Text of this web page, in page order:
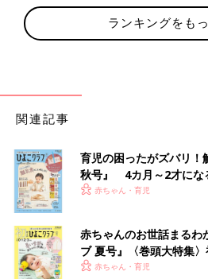
福原さんは高校生になると、不潔恐怖
る時間がどんどん長くなり、手は皮
ふろの時間も１時間から２時間、３
た。
げているうちに寝てしまって。早朝
も３時間ぐらいおふろから出てこら
した。
ランキングをも
関連記事
育児の困ったがズバリ！
秋号』 4カ月～2才にな
いっぱい！
赤ちゃん・育児
赤ちゃんのお世話まるわ
ブ 夏号』〈巻頭大特集
く！ おっぱい・ミルクの
赤ちゃん・育児